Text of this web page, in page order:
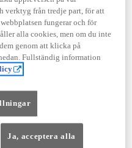
4,5l/100 km
101 g/km
85kw (116 hk)
verktyg från tredje part, för att
fungerar och för
alla cookies, men om du inte
genom att klicka på
Fullständig information
Ja, acceptera alla